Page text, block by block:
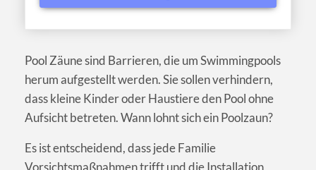
Pool Zäune sind Barrieren, die um Swimmingpools
herum aufgestellt werden. Sie sollen verhindern,
dass kleine Kinder oder Haustiere den Pool ohne
Aufsicht betreten. Wann lohnt sich ein Poolzaun?
Es ist entscheidend, dass jede Familie
Vorsichtsmaßnahmen trifft und die Installation